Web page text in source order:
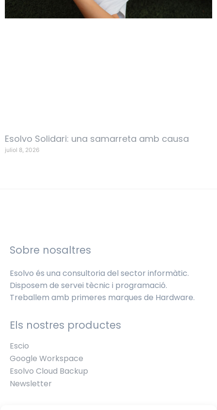
Esolvo Solidari: una samarreta amb causa
juliol 8, 2026
Sobre nosaltres
Esolvo és una consultoria del sector informàtic.
Disposem de servei tècnic i programació.
Treballem amb primeres marques de Hardware.
Els nostres productes
Escio
Google Workspace
Esolvo Cloud Backup
Newsletter